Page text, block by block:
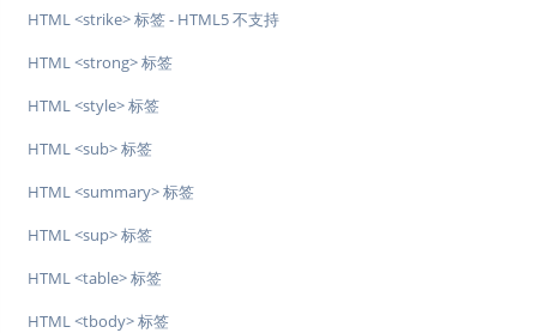
HTML <strike> 标签 - HTML5 不支持
HTML <strong> 标签
HTML <style> 标签
HTML <sub> 标签
HTML <summary> 标签
HTML <sup> 标签
HTML <table> 标签
HTML <tbody> 标签